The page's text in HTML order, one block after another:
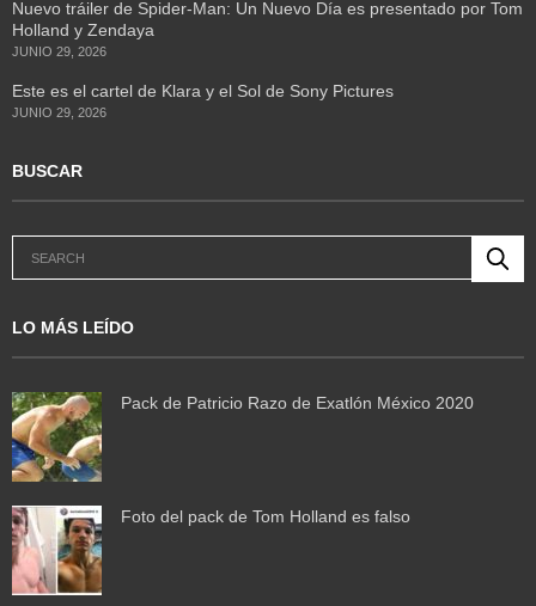
Nuevo tráiler de Spider-Man: Un Nuevo Día es presentado por Tom
Holland y Zendaya
JUNIO 29, 2026
Este es el cartel de Klara y el Sol de Sony Pictures
JUNIO 29, 2026
BUSCAR
LO MÁS LEÍDO
Pack de Patricio Razo de Exatlón México 2020
Foto del pack de Tom Holland es falso